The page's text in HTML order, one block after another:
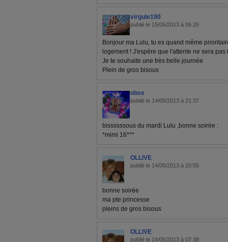
virgule190
publié le 15/05/2013 à 06:26
Bonjour ma Lulu, tu es quand même
logement ! J'espère que l'attente ne sera pas
Je te souhaite une très belle journée
Plein de gros bisous
obse
publié le 14/05/2013 à 21:37
bissssssous du mardi Lulu ,bonne soirée :
*mimi 16***
OLLIVE
publié le 14/05/2013 à 20:55
bonne soirée
ma pte princesse
pleins de gros bisous
OLLIVE
publié le 14/05/2013 à 07:38